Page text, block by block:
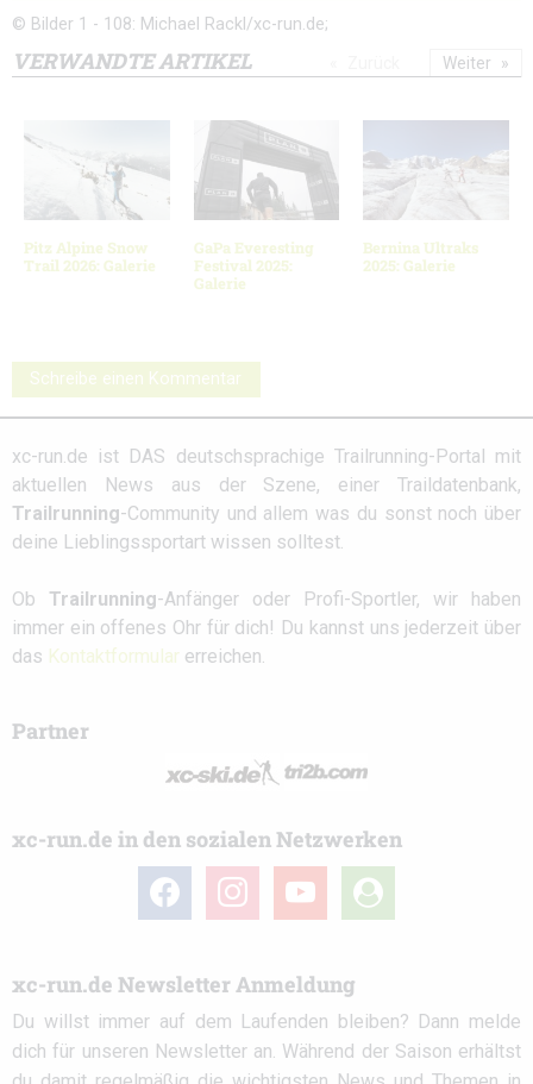
© Bilder 1 - 108: Michael Rackl/xc-run.de;
VERWANDTE ARTIKEL
Pitz Alpine Snow
Trail 2026: Galerie
GaPa Everesting
Festival 2025:
Galerie
Bernina Ultraks
2025: Galerie
Weiter
Schreibe einen Kommentar
xc-run.de ist DAS deutschsprachige Trailrunning-Portal mit
aktuellen News aus der Szene, einer Traildatenbank,
Trailrunning-Community und allem was du sonst noch über
deine Lieblingssportart wissen solltest.
Ob Trailrunning-Anfänger oder Profi-Sportler, wir haben
immer ein offenes Ohr für dich! Du kannst uns jederzeit über
das Kontaktformular erreichen.
Partner
xc-run.de in den sozialen Netzwerken
facebook instagramyoutube
user-
circle
xc-run.de Newsletter Anmeldung
Du willst immer auf dem Laufenden bleiben? Dann melde
dich für unseren Newsletter an. Während der Saison erhältst